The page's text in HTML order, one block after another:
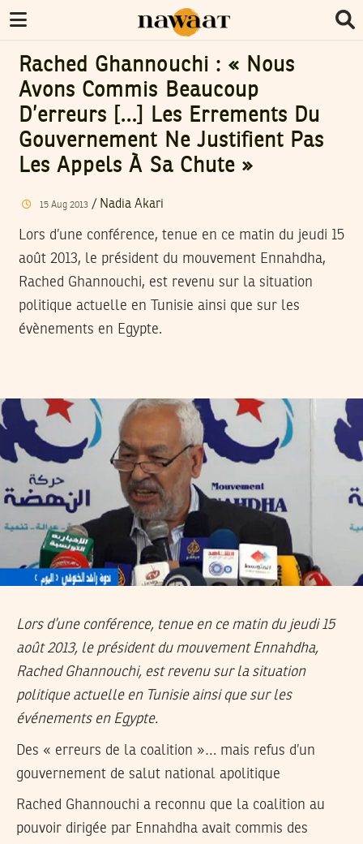
Rached Ghannouchi : « Nous
Avons Commis Beaucoup
D’erreurs […] Les Errements Du
Gouvernement Ne Justifient Pas
Les Appels À Sa Chute »
15 Aug 2013/ Nadia Akari
Lors d’une conférence, tenue en ce matin du jeudi 15
août 2013, le président du mouvement Ennahdha,
Rached Ghannouchi, est revenu sur la situation
politique actuelle en Tunisie ainsi que sur les
évènements en Egypte.
Lors d’une conférence, tenue en ce matin du jeudi 15
août 2013, le président du mouvement Ennahdha,
Rached Ghannouchi, est revenu sur la situation
politique actuelle en Tunisie ainsi que sur les
événements en Egypte.
Des « erreurs de la coalition »… mais refus d’un
gouvernement de salut national apolitique
Rached Ghannouchi a reconnu que la coalition au
pouvoir dirigée par Ennahdha avait commis des